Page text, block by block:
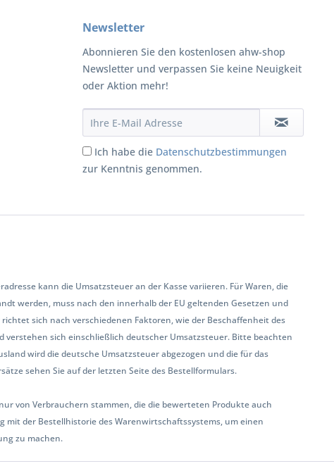
Newsletter
Abonnieren Sie den kostenlosen ahw-shop
Newsletter und verpassen Sie keine Neuigkeit
oder Aktion mehr!
Ich habe die Datenschutzbestimmungen
zur Kenntnis genommen.
kann die Umsatzsteuer an der Kasse variieren. Für Waren, die
werden, muss nach den innerhalb der EU geltenden Gesetzen und
sich nach verschiedenen Faktoren, wie der Beschaffenheit des
verstehen sich einschließlich deutscher Umsatzsteuer. Bitte beachten
wird die deutsche Umsatzsteuer abgezogen und die für das
sehen Sie auf der letzten Seite des Bestellformulars.
von Verbrauchern stammen, die die bewerteten Produkte auch
der Bestellhistorie des Warenwirtschaftssystems, um einen
zu machen.